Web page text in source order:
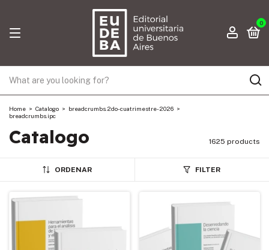
0
Home > Catalogo > breadcrumbs.2do-cuatrimestre-2026 >
breadcrumbs.ipc
Catalogo 1625 products
ORDENAR FILTER